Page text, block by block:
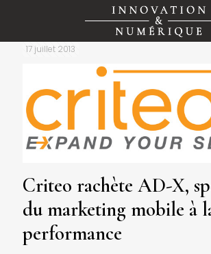
17 juillet 2013
Criteo rachète AD-X,
du marketing mobile à
performance